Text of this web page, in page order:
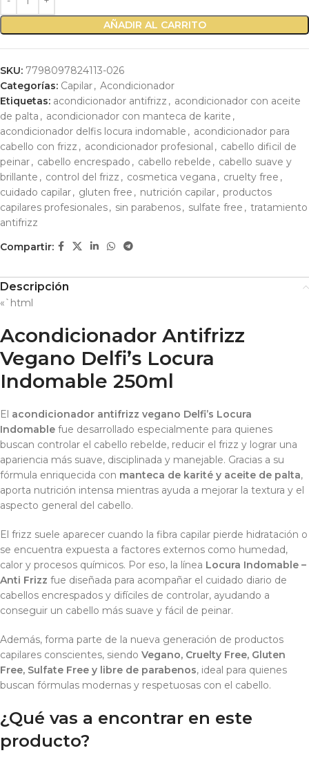
AÑADIR AL CARRITO
SKU: 7798097824113-026
Categorías: Capilar, Acondicionador
Etiquetas: acondicionador antifrizz , acondicionador con aceite
de palta , acondicionador con manteca de karite ,
acondicionador delfis locura indomable , acondicionador para
cabello con frizz , acondicionador profesional , cabello dificil de
peinar, cabello encrespado , cabello rebelde , cabello suave y
brillante , control del frizz , cosmetica vegana , cruelty free ,
cuidado capilar, gluten free , nutrición capilar, productos
capilares profesionales, sin parabenos, sulfate free , tratamiento
antifrizz
Compartir:
Descripción
«`html
Acondicionador Antifrizz
Vegano Delfi’s Locura
Indomable 250ml
El acondicionador antifrizz vegano Delfi’s Locura
Indomable fue desarrollado especialmente para quienes
buscan controlar el cabello rebelde, reducir el frizz y lograr una
apariencia más suave, disciplinada y manejable. Gracias a su
fórmula enriquecida con manteca de karité y aceite de palta,
aporta nutrición intensa mientras ayuda a mejorar la textura y el
aspecto general del cabello.
El frizz suele aparecer cuando la fibra capilar pierde hidratación o
se encuentra expuesta a factores externos como humedad,
calor y procesos químicos. Por eso, la línea Locura Indomable –
Anti Frizz fue diseñada para acompañar el cuidado diario de
cabellos encrespados y difíciles de controlar, ayudando a
conseguir un cabello más suave y fácil de peinar.
Además, forma parte de la nueva generación de productos
capilares conscientes, siendo Vegano, Cruelty Free, Gluten
Free, Sulfate Free y libre de parabenos, ideal para quienes
buscan fórmulas modernas y respetuosas con el cabello.
¿Qué vas a encontrar en este
producto?